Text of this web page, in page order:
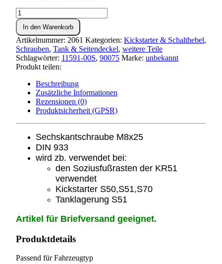
Schraube
M8x25
Sechskant
Menge
In den Warenkorb
Artikelnummer: 2061 Kategorien: Kickstarter & Schalthebel,
Schrauben, Tank & Seitendeckel, weitere Teile
Schlagwörter: 11591-00S, 90075 Marke: unbekannt
Produkt teilen:
Beschreibung
Zusätzliche Informationen
Rezensionen (0)
Produktsicherheit (GPSR)
Sechskantschraube M8x25
DIN 933
wird zb. verwendet bei:
den Soziusfußrasten der KR51
verwendet
Kickstarter S50,S51,S70
Tanklagerung S51
Artikel für Briefversand geeignet.
Produktdetails
Passend für Fahrzeugtyp